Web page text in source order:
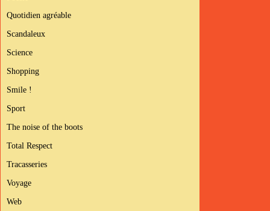
Quotidien agréable
Scandaleux
Science
Shopping
Smile !
Sport
The noise of the boots
Total Respect
Tracasseries
Voyage
Web